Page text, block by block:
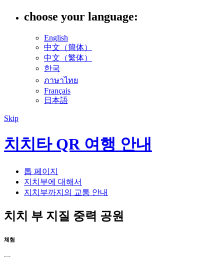
choose your language:
English
中文（簡体）
中文（繁体）
한국
ภาษาไทย
Français
日本語
Skip
치치타 QR 여행 안내
톱 페이지
지치부에 대해서
지치부까지의 교통 안내
치치 부 지질 중력 공원
체험